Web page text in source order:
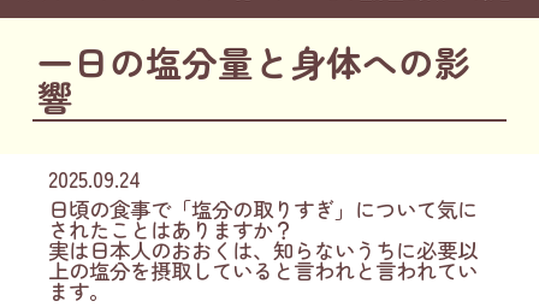
一日の塩分量と身体への影
響
2025.09.24
日頃の食事で「塩分の取りすぎ」について気に
されたことはありますか？
実は日本人のおおくは、知らないうちに必要以
上の塩分を摂取していると言われと言われてい
ます。